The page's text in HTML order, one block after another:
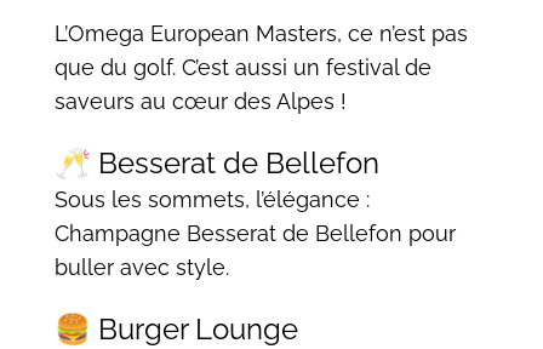
L’Omega European Masters, ce n’est pas
que du golf. C’est aussi un festival de
saveurs au cœur des Alpes !
🥂 Besserat de Bellefon
Sous les sommets, l’élégance :
Champagne Besserat de Bellefon pour
buller avec style.
🍔 Burger Lounge